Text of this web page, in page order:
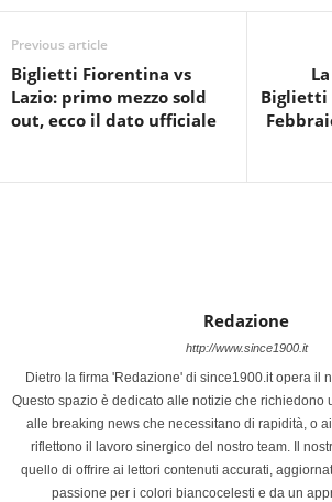
Previous article
Biglietti Fiorentina vs
Lazio: primo mezzo sold
out, ecco il dato ufficiale
Biglietti
Redazione
http://www.since1900.it
Dietro la firma 'Redazione' di since1900.it opera il
Questo spazio è dedicato alle notizie che richiedono
alle breaking news che necessitano di rapidità, o
riflettono il lavoro sinergico del nostro team. Il
quello di offrire ai lettori contenuti accurati,
passione per i colori biancocelesti e da un